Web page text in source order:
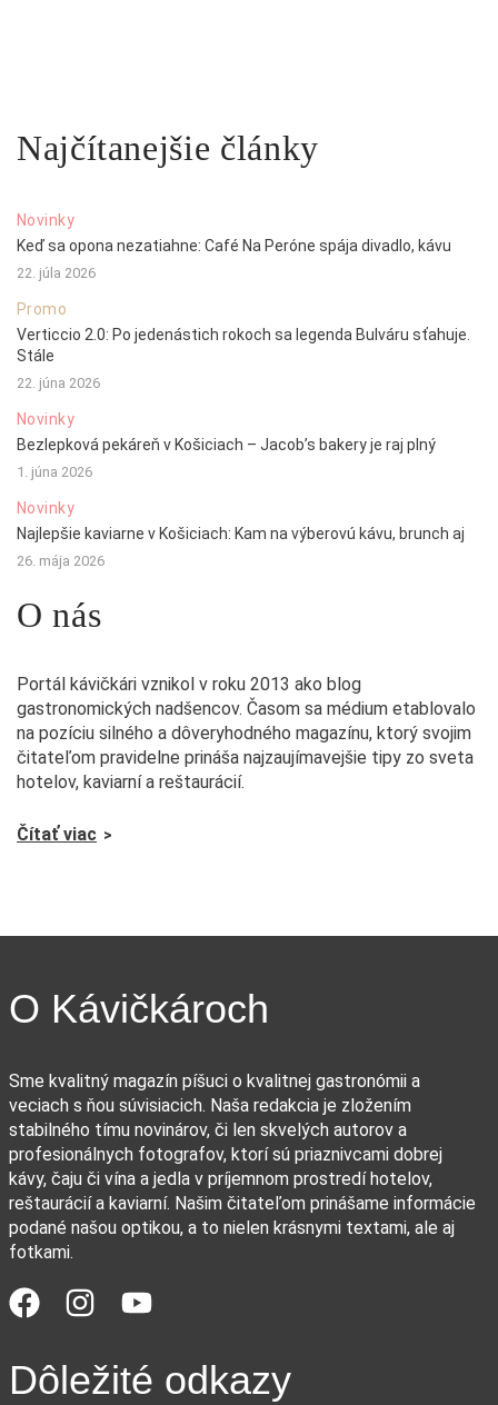
Najčítanejšie články
Novinky
Keď sa opona nezatiahne: Café Na Peróne spája divadlo, kávu
22. júla 2026
Promo
Verticcio 2.0: Po jedenástich rokoch sa legenda Bulváru sťahuje.
Stále
22. júna 2026
Novinky
Bezlepková pekáreň v Košiciach – Jacob’s bakery je raj plný
1. júna 2026
Novinky
Najlepšie kaviarne v Košiciach: Kam na výberovú kávu, brunch aj
26. mája 2026
O nás
Portál kávičkári vznikol v roku 2013 ako blog
gastronomických nadšencov. Časom sa médium etablovalo
na pozíciu silného a dôveryhodného magazínu, ktorý svojim
čitateľom pravidelne prináša najzaujímavejšie tipy zo sveta
hotelov, kaviarní a reštaurácií.
Čítať viac
O Kávičkároch
Sme kvalitný magazín píšuci o kvalitnej gastronómii a
veciach s ňou súvisiacich. Naša redakcia je zložením
stabilného tímu novinárov, či len skvelých autorov a
profesionálnych fotografov, ktorí sú priaznivcami dobrej
kávy, čaju či vína a jedla v príjemnom prostredí hotelov,
reštaurácií a kaviarní. Našim čitateľom prinášame informácie
podané našou optikou, a to nielen krásnymi textami, ale aj
fotkami.
Dôležité odkazy